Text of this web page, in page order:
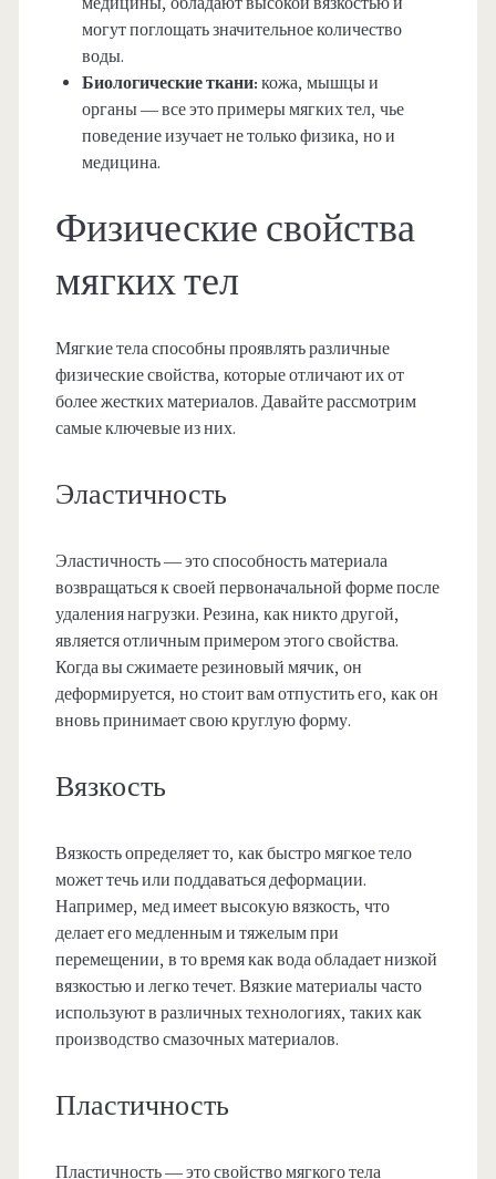
могут поглощать значительное количество
воды.
Биологические ткани: кожа, мышцы и
органы — все это примеры мягких тел, чье
поведение изучает не только физика, но и
медицина.
Физические свойства
мягких тел
Мягкие тела способны проявлять различные
физические свойства, которые отличают их от
более жестких материалов. Давайте рассмотрим
самые ключевые из них.
Эластичность
Эластичность — это способность материала
возвращаться к своей первоначальной форме после
удаления нагрузки. Резина, как никто другой,
является отличным примером этого свойства.
Когда вы сжимаете резиновый мячик, он
деформируется, но стоит вам отпустить его, как он
вновь принимает свою круглую форму.
Вязкость
Вязкость определяет то, как быстро мягкое тело
может течь или поддаваться деформации.
Например, мед имеет высокую вязкость, что
делает его медленным и тяжелым при
перемещении, в то время как вода обладает низкой
вязкостью и легко течет. Вязкие материалы часто
используют в различных технологиях, таких как
производство смазочных материалов.
Пластичность
Пластичность — это свойство мягкого тела